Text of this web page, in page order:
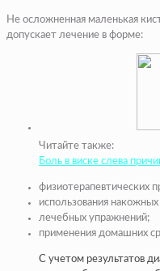
Не осложненная маленькая
допускает лечение в форме:
Читайте также:
Боль в виске слева
физиотерапевтических
использования
лечебных упражнений;
применения домашних
С учетом результатов